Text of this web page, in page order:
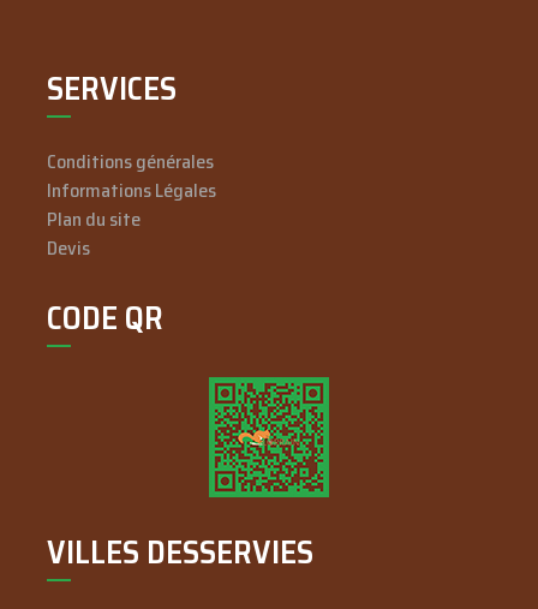
SERVICES
Conditions générales
Informations Légales
Plan du site
Devis
CODE QR
VILLES DESSERVIES